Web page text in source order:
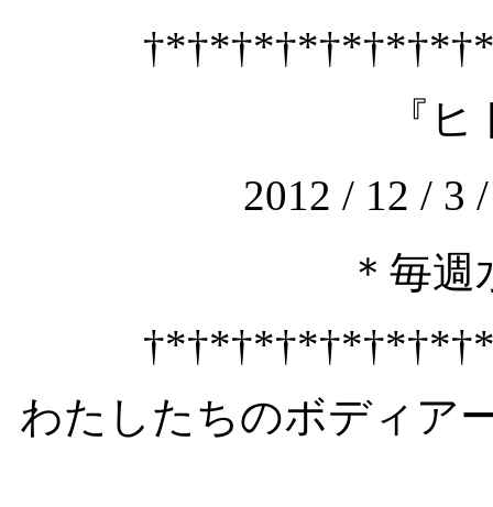
『
2012 / 12 / 3
＊毎
わたしたちのボディア